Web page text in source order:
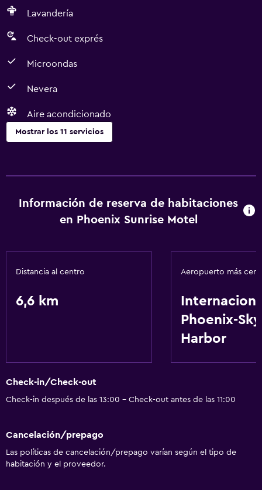
Lavandería
Check-out exprés
Microondas
Nevera
Aire acondicionado
Mostrar los 11 servicios
Microondas
Nevera
Lavandería
Servicios básicos
Estacionamiento y transporte
Información de reserva de habitaciones
en Phoenix Sunrise Motel
Distancia al centro
6,6 km
Aeropuerto más
Phoenix-Sky
Harbor
Check-in/Check-out
Check-in después de las 13:00 - Check-out antes de las 11:00
Cancelación/prepago
Las políticas de cancelación/prepago varían según el tipo de
habitación y el proveedor.